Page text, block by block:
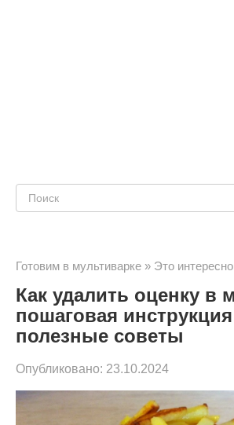
Поиск:
Готовим в мультиварке » Это интересно
Как удалить оценку в
пошаговая
полезные советы
Опубликовано: 23.10.2024